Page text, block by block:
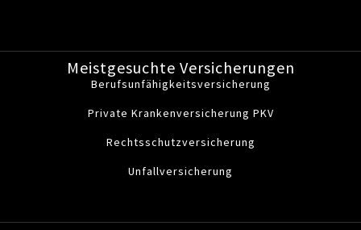
Meistgesuchte Versicherungen
Berufsunfähigkeitsversicherung
Private Krankenversicherung PKV
Rechtsschutzversicherung
Unfallversicherung